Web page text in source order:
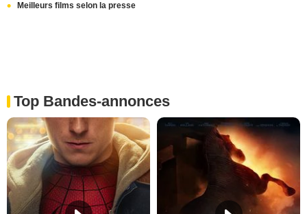
Meilleurs films selon la presse
Top Bandes-annonces